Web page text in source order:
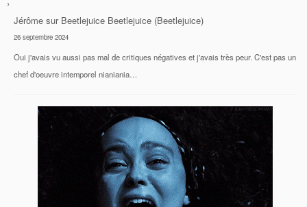
Jérôme sur Beetlejuice Beetlejuice (Beetlejuice)
26 septembre 2024
Oui j'avais vu aussi pas mal de critiques négatives et j'avais très peur. C'est pas un
chef d'oeuvre intemporel nianiania…